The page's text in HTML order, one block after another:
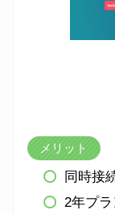
メリット
同時接
2年プ